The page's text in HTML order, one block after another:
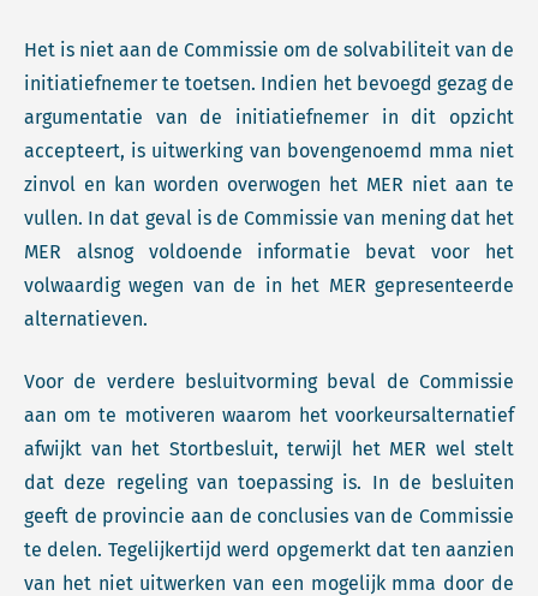
Het is niet aan de Commissie om de solvabiliteit van de
initiatiefnemer te toetsen. Indien het bevoegd gezag de
argumentatie van de initiatiefnemer in dit opzicht
accepteert, is uitwerking van bovengenoemd mma niet
zinvol en kan worden overwogen het MER niet aan te
vullen. In dat geval is de Commissie van mening dat het
MER alsnog voldoende informatie bevat voor het
volwaardig wegen van de in het MER gepresenteerde
alternatieven.
Voor de verdere besluitvorming beval de Commissie
aan om te motiveren waarom het voorkeursalternatief
afwijkt van het Stortbesluit, terwijl het MER wel stelt
dat deze regeling van toepassing is. In de besluiten
geeft de provincie aan de conclusies van de Commissie
te delen. Tegelijkertijd werd opgemerkt dat ten aanzien
van het niet uitwerken van een mogelijk mma door de